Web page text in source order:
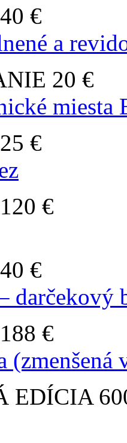
40 €
a
20 €
miesta
25 €
120 €
40 €
darčekový
188 €
EDÍCIA